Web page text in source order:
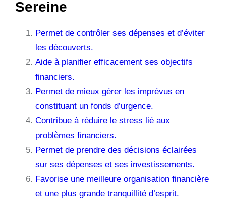
Sereine
Permet de contrôler ses dépenses et d’éviter
les découverts.
Aide à planifier efficacement ses objectifs
financiers.
Permet de mieux gérer les imprévus en
constituant un fonds d’urgence.
Contribue à réduire le stress lié aux
problèmes financiers.
Permet de prendre des décisions éclairées
sur ses dépenses et ses investissements.
Favorise une meilleure organisation financière
et une plus grande tranquillité d’esprit.